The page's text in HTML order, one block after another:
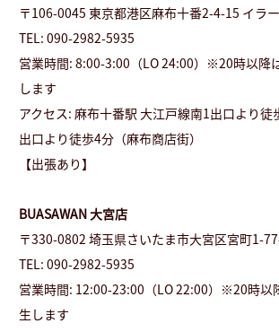
〒106-0045 東京都港区麻布十番2-4-15 イラ
TEL: 090-2982-5935
営業時間: 8:00-3:00（LO 24:00）※20時以降
します
アクセス: 麻布十番駅 大江戸線南1出口より
出口より徒歩4分（麻布商店街）
【出張あり】
BUASAWAN 大宮店
〒330-0802 埼玉県さいたま市大宮区宮町1-
TEL: 090-2982-5935
営業時間: 12:00-23:00（LO 22:00）※20時以
生します